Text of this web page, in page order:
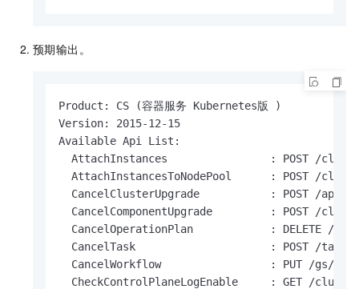
预期输出。
Product: CS (容器服务 Kubernetes版 )
Version: 2015-12-15
Available Api List:
AttachInstances                : POST /
AttachInstancesToNodePool      : POST /
CancelClusterUpgrade           : POST /api/
CancelComponentUpgrade         : POST /
CancelOperationPlan            : DELETE /
CancelTask                     : POST /
CancelWorkflow                 : PUT /gs/
CheckControlPlaneLogEnable     : GET /